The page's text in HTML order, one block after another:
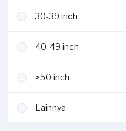
harus dilaporkan ke
Selengkapnya ada di bagian
30-39 inch
40-49 inch
>50 inch
Lainnya